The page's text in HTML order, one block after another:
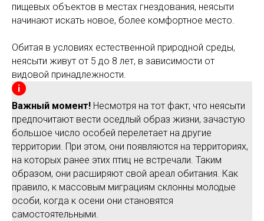
пищевых объектов в местах гнездования, неясыти
начинают искать новое, более комфортное место.
Обитая в условиях естественной природной среды,
неясыти живут от 5 до 8 лет, в зависимости от
видовой принадлежности.
Важный момент! Несмотря на тот факт, что неясыти
предпочитают вести оседлый образ жизни, зачастую
большое число особей перелетает на другие
территории. При этом, они появляются на территориях,
на которых ранее этих птиц не встречали. Таким
образом, они расширяют свой ареал обитания. Как
правило, к массовым миграциям склонны молодые
особи, когда к осени они становятся
самостоятельными.